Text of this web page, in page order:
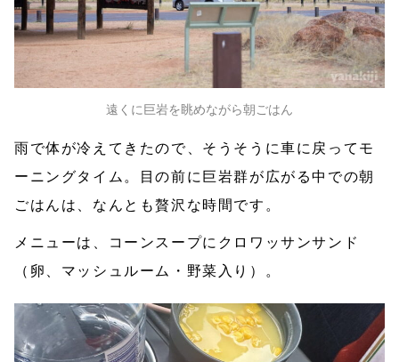
遠くに巨岩を眺めながら朝ごはん
雨で体が冷えてきたので、そうそうに車に戻ってモ
ーニングタイム。目の前に巨岩群が広がる中での朝
ごはんは、なんとも贅沢な時間です。
メニューは、コーンスープにクロワッサンサンド
（卵、マッシュルーム・野菜入り）。